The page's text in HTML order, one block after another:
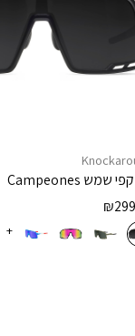
שמש Campeones
₪
+